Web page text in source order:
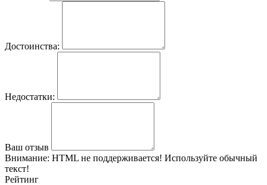
Достоинства:
Недостатки:
Ваш отзыв
Внимание: HTML не поддерживается! Используйте обычный
текст!
Рейтинг